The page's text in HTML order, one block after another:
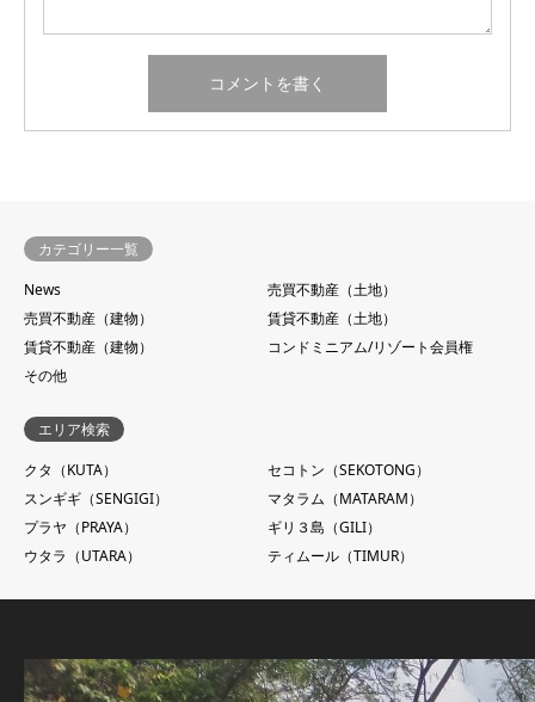
カテゴリー一覧
News
売買不動産（土地）
売買不動産（建物）
賃貸不動産（土地）
賃貸不動産（建物）
コンドミニアム/リゾート会員権
その他
エリア検索
クタ（KUTA）
セコトン（SEKOTONG）
スンギギ（SENGIGI）
マタラム（MATARAM）
プラヤ（PRAYA）
ギリ３島（GILI）
ウタラ（UTARA）
ティムール（TIMUR）